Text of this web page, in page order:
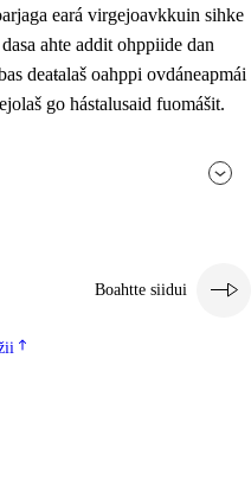
eará virgejoavkkuin sihke
ahte addit ohppiide dan
deaŧalaš oahppi ovdáneapmái
go hástalusaid fuomášit.
Boahtte siidui